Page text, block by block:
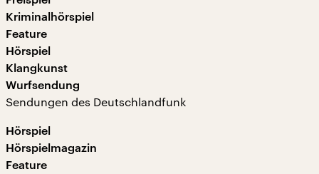
Kriminalhörspiel
Feature
Hörspiel
Klangkunst
Wurfsendung
Sendungen des Deutschlandfunk
Hörspiel
Hörspielmagazin
Feature